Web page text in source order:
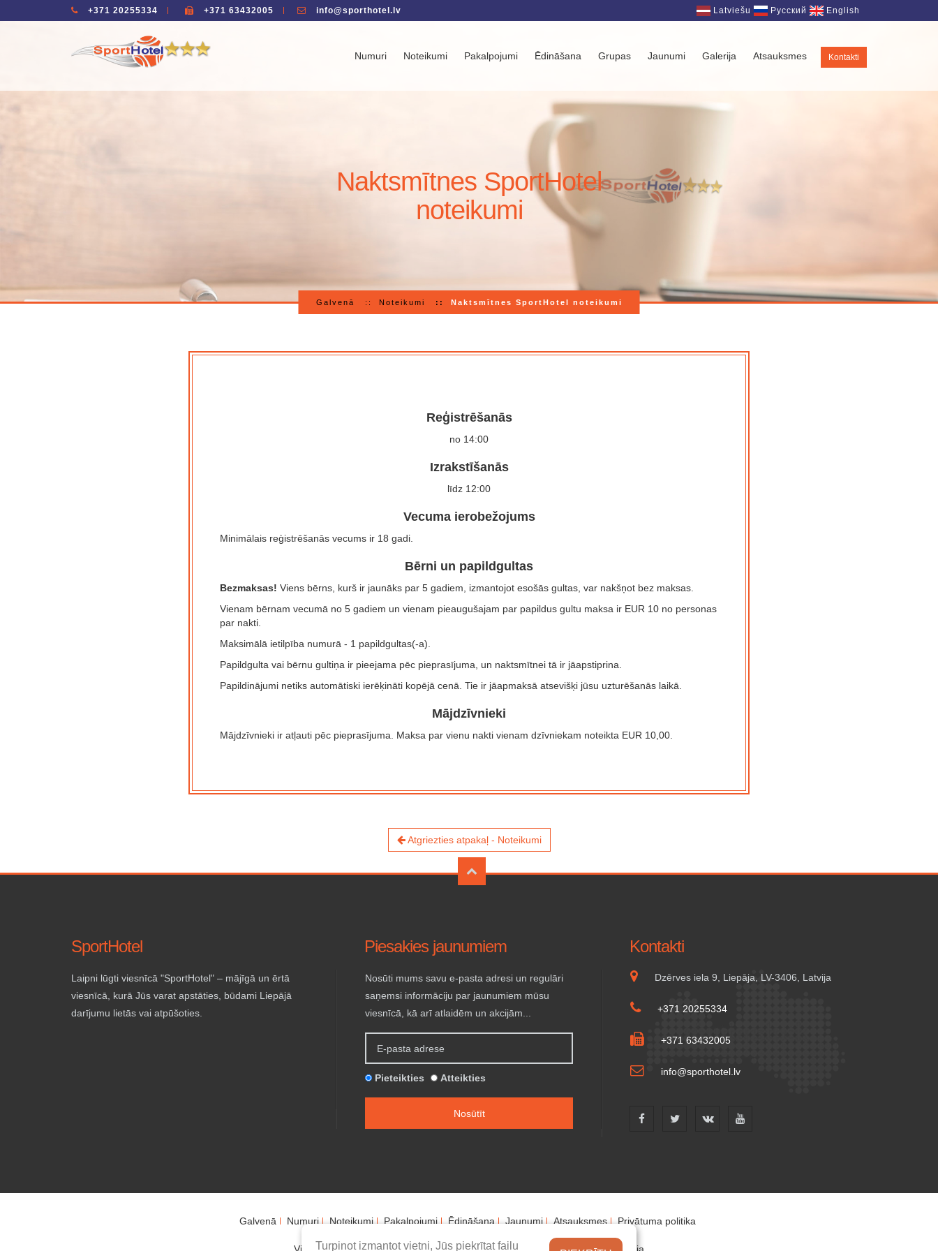
+371 20255334 +371 63432005 info@sporthotel.lv Latviešu Русский English
Kontakti
Numuri Noteikumi Pakalpojumi Ēdināšana Grupas Jaunumi Galerija Atsauksmes
Naktsmītnes SportHotel
noteikumi
Galvenā Noteikumi Naktsmītnes SportHotel noteikumi
Reģistrēšanās
no 14:00
Izrakstīšanās
līdz 12:00
Vecuma ierobežojums
Minimālais reģistrēšanās vecums ir 18 gadi.
Bērni un papildgultas
Bezmaksas! Viens bērns, kurš ir jaunāks par 5 gadiem, izmantojot esošās gultas, var nakšņot bez maksas.
Vienam bērnam vecumā no 5 gadiem un vienam pieaugušajam par papildus gultu maksa ir EUR 10 no personas
par nakti.
Maksimālā ietilpība numurā - 1 papildgultas(-a).
Papildgulta vai bērnu gultiņa ir pieejama pēc pieprasījuma, un naktsmītnei tā ir jāapstiprina.
Papildinājumi netiks automātiski ierēķināti kopējā cenā. Tie ir jāapmaksā atsevišķi jūsu uzturēšanās laikā.
Mājdzīvnieki
Mājdzīvnieki ir atļauti pēc pieprasījuma. Maksa par vienu nakti vienam dzīvniekam noteikta EUR 10,00.
Atgriezties atpakaļ - Noteikumi
SportHotel
Laipni lūgti viesnīcā "SportHotel" – mājīgā un ērtā
viesnīcā, kurā Jūs varat apstāties, būdami Liepājā
darījumu lietās vai atpūšoties.
Piesakies jaunumiem
Nosūti mums savu e-pasta adresi un regulāri
saņemsi informāciju par jaunumiem mūsu
viesnīcā, kā arī atlaidēm un akcijām...
Pieteikties Atteikties
Kontakti
Dzērves iela 9, Liepāja, LV-3406, Latvija
+371 20255334
+371 63432005
info@sporthotel.lv
Galvenā Numuri Noteikumi Pakalpojumi Ēdināšana Jaunumi Atsauksmes Privātuma politika
Turpinot izmantot vietni, Jūs piekrītat failu